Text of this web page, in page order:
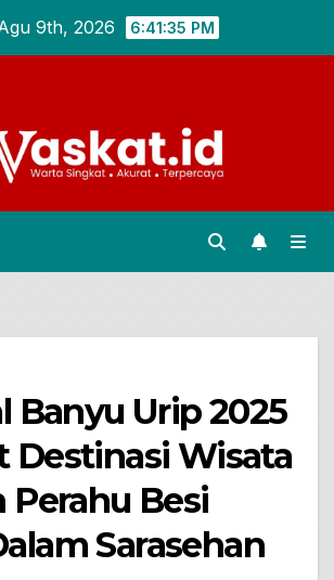
9th, 2026 6:41:36 PM
Banyu Urip 2025
Destinasi Wisata
Perahu Besi
Sarasehan